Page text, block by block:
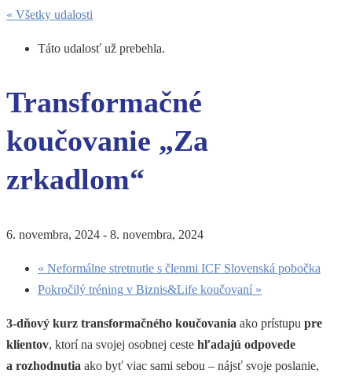
« Všetky udalosti
Táto udalosť už prebehla.
Transformačné
koučovanie „Za
zrkadlom“
6. novembra, 2024 - 8. novembra, 2024
« Neformálne stretnutie s členmi ICF Slovenská pobočka
Pokročilý tréning v Biznis&Life koučovaní »
3-dňový kurz transformačného koučovania ako prístupu pre
klientov, ktorí na svojej osobnej ceste hľadajú odpovede
a rozhodnutia ako byť viac sami sebou – nájsť svoje poslanie,